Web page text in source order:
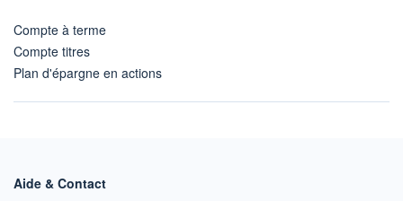
Compte à terme
Compte titres
Plan d'épargne en actions
Aide & Contact